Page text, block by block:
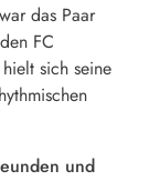
das Paar
FC
sich seine
und